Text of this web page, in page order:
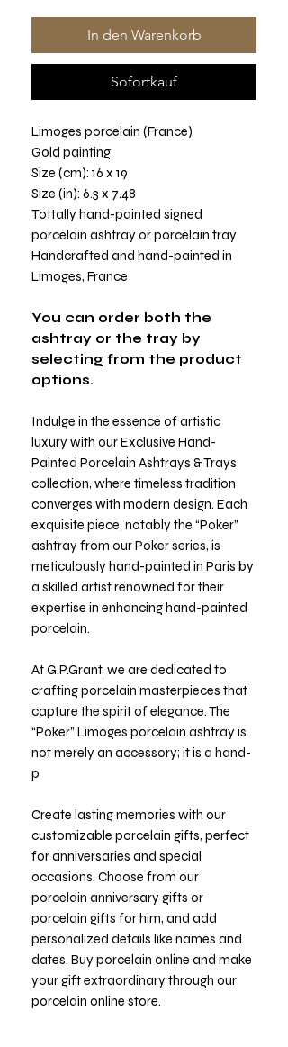
In den Warenkorb
Sofortkauf
Limoges porcelain (France)
Gold painting
Size (cm): 16 x 19
Size (in): 6.3 x 7.48
Tottally hand-painted signed
porcelain ashtray or porcelain tray
Handcrafted and hand-painted in
Limoges, France
You can order both the
ashtray or the tray by
selecting from the product
options.
Indulge in the essence of artistic
luxury with our Exclusive Hand-
Painted Porcelain Ashtrays & Trays
collection, where timeless tradition
converges with modern design. Each
exquisite piece, notably the “Poker”
ashtray from our Poker series, is
meticulously hand-painted in Paris by
a skilled artist renowned for their
expertise in enhancing hand-painted
porcelain.
At G.P.Grant, we are dedicated to
crafting porcelain masterpieces that
capture the spirit of elegance. The
“Poker” Limoges porcelain ashtray is
not merely an accessory; it is a hand-
p
Create lasting memories with our
customizable porcelain gifts, perfect
for anniversaries and special
occasions. Choose from our
porcelain anniversary gifts or
porcelain gifts for him, and add
personalized details like names and
dates. Buy porcelain online and make
your gift extraordinary through our
porcelain online store.